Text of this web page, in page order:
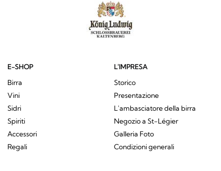
E-SHOP
Birra
Vini
Sidri
Spiriti
Accessori
Regali
L'IMPRESA
Storico
Presentazione
L'ambasciatore della birra
Negozio a St-Légier
Galleria Foto
Condizioni generali